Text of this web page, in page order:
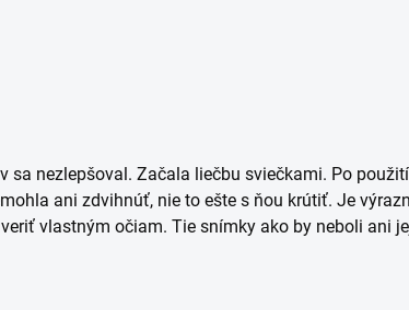
nezlepšoval. Začala liečbu sviečkami. Po
ani zdvihnúť, nie to ešte s ňou krútiť. Je
vlastným očiam. Tie snímky ako by neboli ani